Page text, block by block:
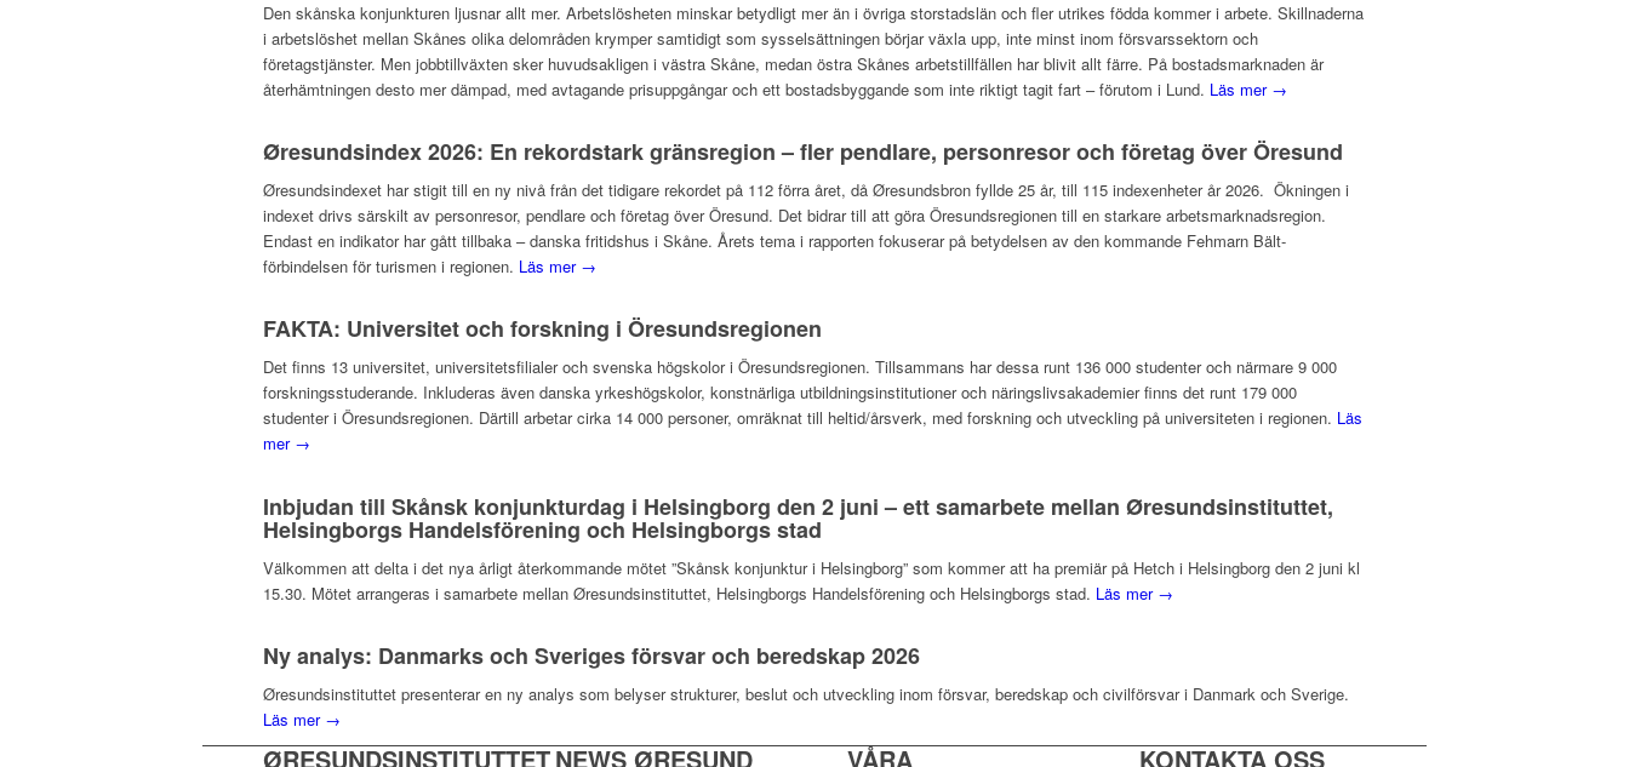
Den skånska konjunkturen ljusnar allt mer. Arbetslösheten minskar betydligt mer än i övriga storstadslän och fler utrikes födda kommer i arbete. Skillnaderna
i arbetslöshet mellan Skånes olika delområden krymper samtidigt som sysselsättningen börjar växla upp, inte minst inom försvarssektorn och
företagstjänster. Men jobbtillväxten sker huvudsakligen i västra Skåne, medan östra Skånes arbetstillfällen har blivit allt färre. På bostadsmarknaden är
återhämtningen desto mer dämpad, med avtagande prisuppgångar och ett bostadsbyggande som inte riktigt tagit fart – förutom i Lund. Läs mer →
Øresundsindex 2026: En rekordstark gränsregion – fler pendlare, personresor och företag över Öresund
Øresundsindexet har stigit till en ny nivå från det tidigare rekordet på 112 förra året, då Øresundsbron fyllde 25 år, till 115 indexenheter år 2026. Ökningen i
indexet drivs särskilt av personresor, pendlare och företag över Öresund. Det bidrar till att göra Öresundsregionen till en starkare arbetsmarknadsregion.
Endast en indikator har gått tillbaka – danska fritidshus i Skåne. Årets tema i rapporten fokuserar på betydelsen av den kommande Fehmarn Bält-
förbindelsen för turismen i regionen. Läs mer →
FAKTA: Universitet och forskning i Öresundsregionen
Det finns 13 universitet, universitetsfilialer och svenska högskolor i Öresundsregionen. Tillsammans har dessa runt 136 000 studenter och närmare 9 000
forskningsstuderande. Inkluderas även danska yrkeshögskolor, konstnärliga utbildningsinstitutioner och näringslivsakademier finns det runt 179 000
studenter i Öresundsregionen. Därtill arbetar cirka 14 000 personer, omräknat till heltid/årsverk, med forskning och utveckling på universiteten i regionen. Läs
mer →
Inbjudan till Skånsk konjunkturdag i Helsingborg den 2 juni – ett samarbete mellan Øresundsinstituttet,
Helsingborgs Handelsförening och Helsingborgs stad
Välkommen att delta i det nya årligt återkommande mötet ”Skånsk konjunktur i Helsingborg” som kommer att ha premiär på Hetch i Helsingborg den 2 juni kl
15.30. Mötet arrangeras i samarbete mellan Øresundsinstituttet, Helsingborgs Handelsförening och Helsingborgs stad. Läs mer →
Ny analys: Danmarks och Sveriges försvar och beredskap 2026
Øresundsinstituttet presenterar en ny analys som belyser strukturer, beslut och utveckling inom försvar, beredskap och civilförsvar i Danmark och Sverige.
Läs mer →
ØRESUNDSINSTITUTTETNEWS ØRESUND VÅRA KONTAKTA OSS